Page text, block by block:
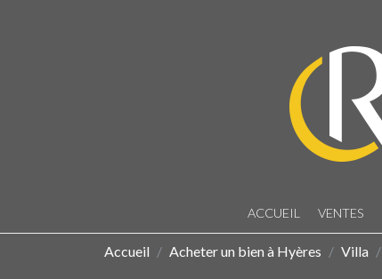
ACCUEIL VENTES
Accueil Acheter un bien à Hyères Villa